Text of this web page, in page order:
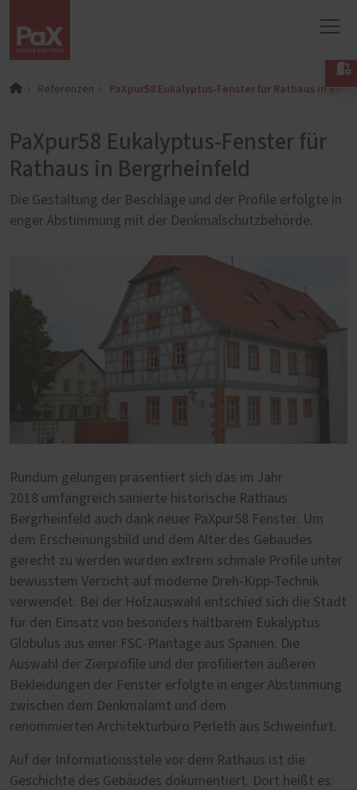
Referenzen PaXpur58 Eukalyptus-Fenster für Rathaus in
PaXpur58 Eukalyptus-Fenster für
Rathaus in Bergrheinfeld
Die Gestaltung der Beschläge und der Profile erfolgte in
enger Abstimmung mit der Denkmalschutzbehörde.
Rundum gelungen präsentiert sich das im Jahr
2018 umfangreich sanierte historische Rathaus
Bergrheinfeld auch dank neuer PaXpur58 Fenster. Um
dem Erscheinungsbild und dem Alter des Gebäudes
gerecht zu werden wurden extrem schmale Profile unter
bewusstem Verzicht auf moderne Dreh-Kipp-Technik
verwendet. Bei der Holzauswahl entschied sich die Stadt
für den Einsatz von besonders haltbarem Eukalyptus
Globulus aus einer FSC-Plantage aus Spanien. Die
Auswahl der Zierprofile und der profilierten äußeren
Bekleidungen der Fenster erfolgte in enger Abstimmung
zwischen dem Denkmalamt und dem
renommierten Architekturbüro Perleth aus Schweinfurt.
Auf der Informationsstele vor dem Rathaus ist die
Geschichte des Gebäudes dokumentiert. Dort heißt es:
